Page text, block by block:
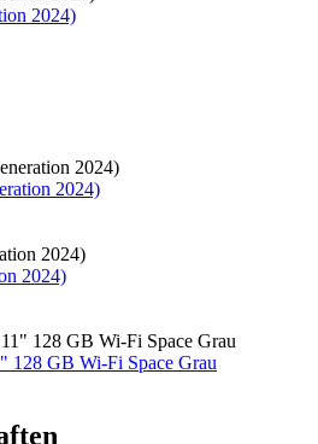
2024)
2024)
2024)
128 GB Wi-Fi Space Grau